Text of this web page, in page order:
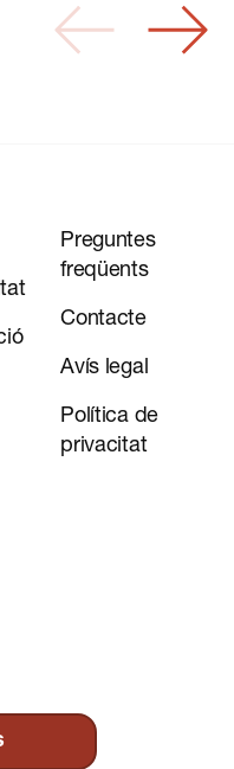
Preguntes
freqüents
Contacte
Avís legal
Política de
privacitat